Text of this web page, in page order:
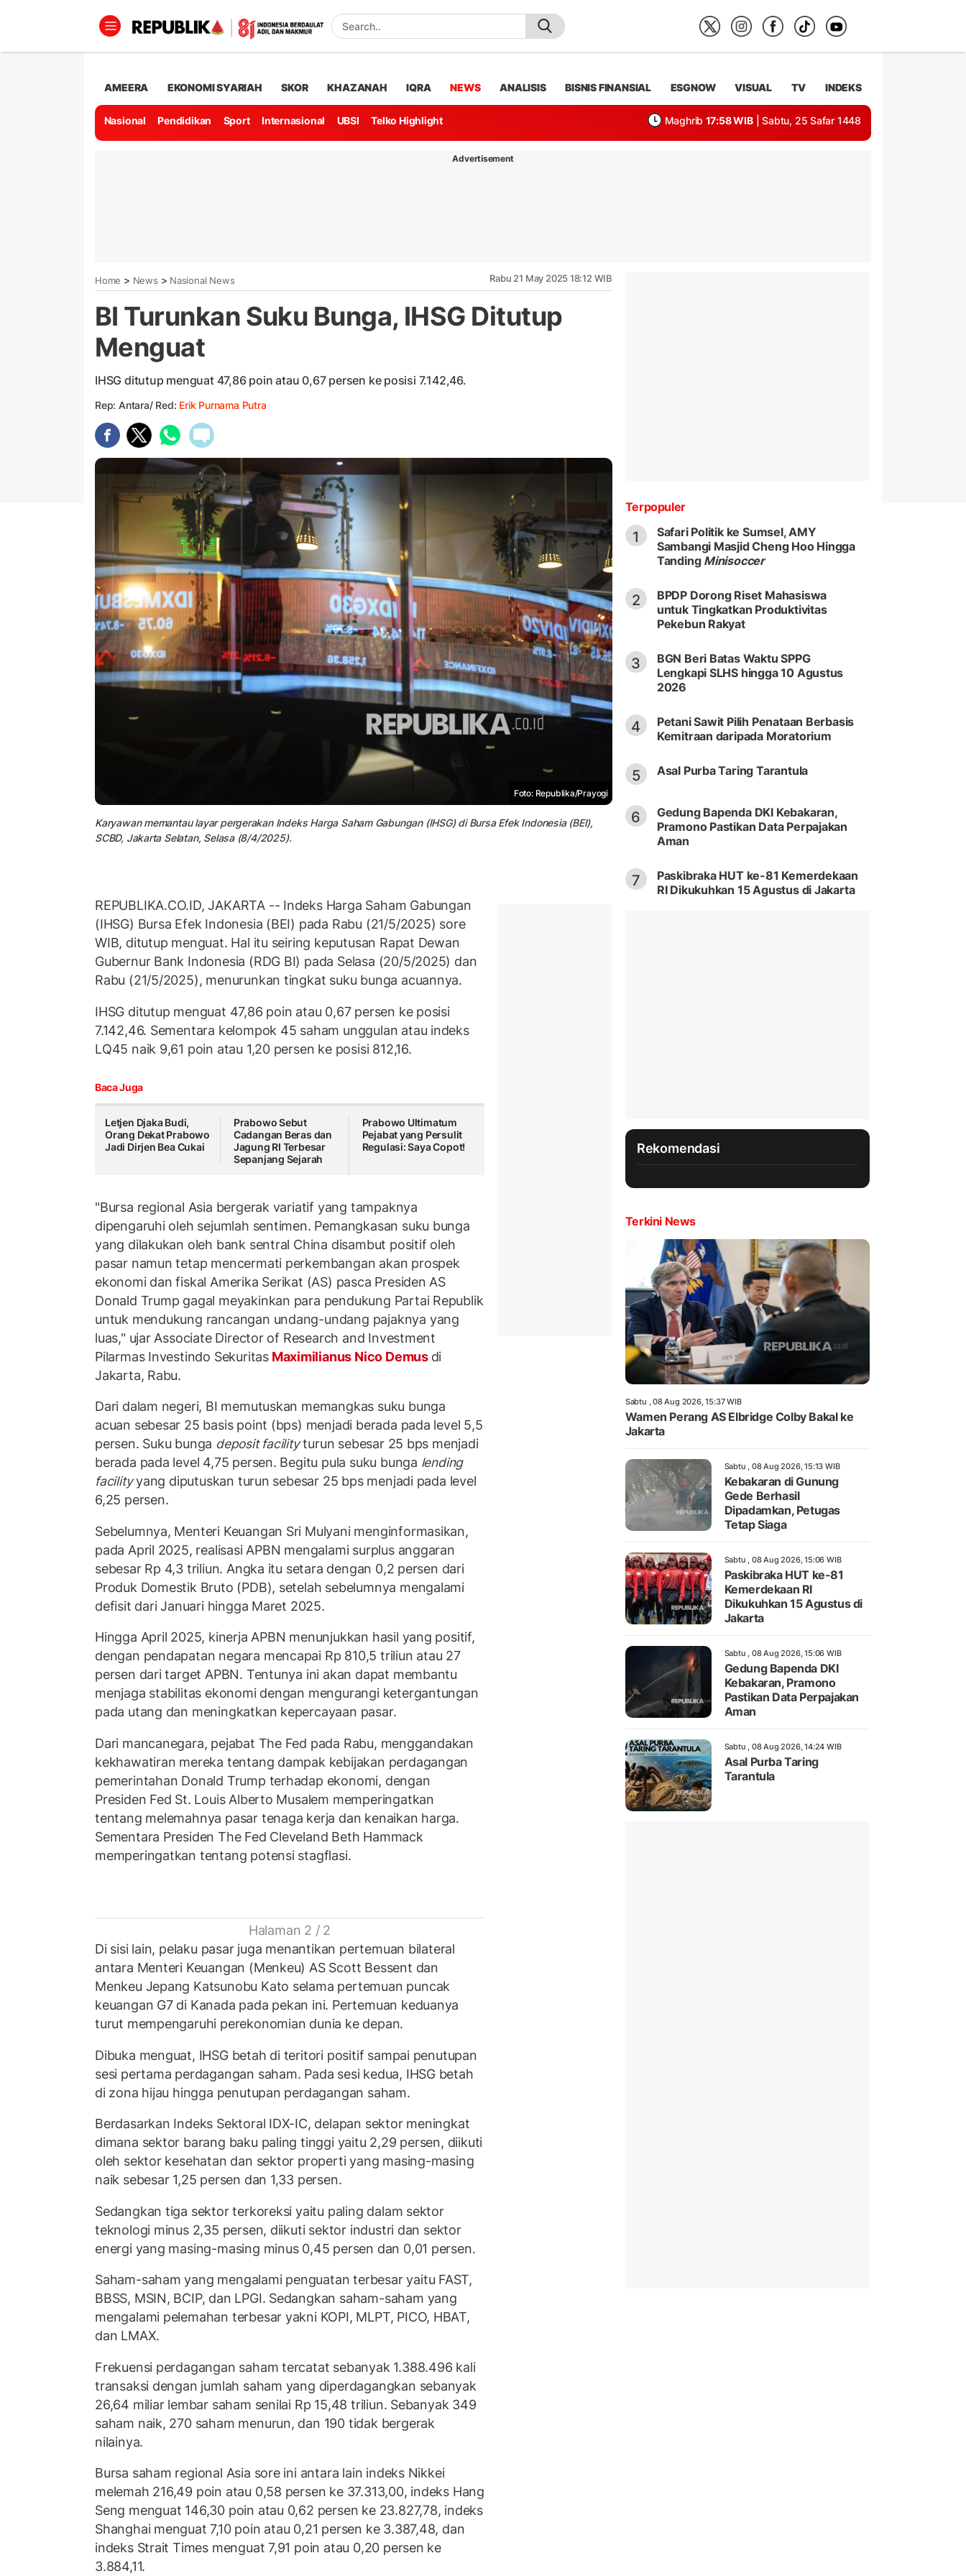
AMEERA EKONOMI SYARIAH SKOR KHAZANAH IQRA NEWS ANALISIS BISNIS FINANSIAL ESGNOW VISUAL TV INDEKS
Nasional Pendidikan Sport Internasional UBSI Telko Highlight Maghrib 17:58 WIB | Sabtu, 25 Safar 1448
Advertisement
Home > News > Nasional News Rabu 21 May 2025 18:12 WIB
BI Turunkan Suku Bunga, IHSG Ditutup
Menguat
IHSG ditutup menguat 47,86 poin atau 0,67 persen ke posisi 7.142,46.
Rep: Antara/ Red: Erik Purnama Putra
Foto: Republika/Prayogi
Karyawan memantau layar pergerakan Indeks Harga Saham Gabungan (IHSG) di Bursa Efek Indonesia (BEI),
SCBD, Jakarta Selatan, Selasa (8/4/2025).
REPUBLIKA.CO.ID, JAKARTA -- Indeks Harga Saham Gabungan
(IHSG) Bursa Efek Indonesia (BEI) pada Rabu (21/5/2025) sore
WIB, ditutup menguat. Hal itu seiring keputusan Rapat Dewan
Gubernur Bank Indonesia (RDG BI) pada Selasa (20/5/2025) dan
Rabu (21/5/2025), menurunkan tingkat suku bunga acuannya.
IHSG ditutup menguat 47,86 poin atau 0,67 persen ke posisi
7.142,46. Sementara kelompok 45 saham unggulan atau indeks
LQ45 naik 9,61 poin atau 1,20 persen ke posisi 812,16.
Baca Juga
Letjen Djaka Budi,
Orang Dekat Prabowo
Jadi Dirjen Bea Cukai
Prabowo Sebut
Cadangan Beras dan
Jagung RI Terbesar
Sepanjang Sejarah
Prabowo Ultimatum
Pejabat yang Persulit
Regulasi: Saya Copot!
"Bursa regional Asia bergerak variatif yang tampaknya
dipengaruhi oleh sejumlah sentimen. Pemangkasan suku bunga
yang dilakukan oleh bank sentral China disambut positif oleh
pasar namun tetap mencermati perkembangan akan prospek
ekonomi dan fiskal Amerika Serikat (AS) pasca Presiden AS
Donald Trump gagal meyakinkan para pendukung Partai Republik
untuk mendukung rancangan undang-undang pajaknya yang
luas," ujar Associate Director of Research and Investment
Pilarmas Investindo SekuritasMaximilianus Nico Demus di
Jakarta, Rabu.
Dari dalam negeri, BI memutuskan memangkas suku bunga
acuan sebesar 25 basis point (bps) menjadi berada pada level 5,5
persen. Suku bunga deposit facilityturun sebesar 25 bps menjadi
berada pada level 4,75 persen. Begitu pula suku bunga lending
facilityyang diputuskan turun sebesar 25 bps menjadi pada level
6,25 persen.
Sebelumnya, Menteri Keuangan Sri Mulyani menginformasikan,
pada April 2025, realisasi APBN mengalami surplus anggaran
sebesar Rp 4,3 triliun. Angka itu setara dengan 0,2 persen dari
Produk Domestik Bruto (PDB), setelah sebelumnya mengalami
defisit dari Januari hingga Maret 2025.
Hingga April 2025, kinerja APBN menunjukkan hasil yang positif,
dengan pendapatan negara mencapai Rp 810,5 triliun atau 27
persen dari target APBN. Tentunya ini akan dapat membantu
menjaga stabilitas ekonomi dengan mengurangi ketergantungan
pada utang dan meningkatkan kepercayaan pasar.
Dari mancanegara, pejabat The Fed pada Rabu, menggandakan
kekhawatiran mereka tentang dampak kebijakan perdagangan
pemerintahan Donald Trump terhadap ekonomi, dengan
Presiden Fed St. Louis Alberto Musalem memperingatkan
tentang melemahnya pasar tenaga kerja dan kenaikan harga.
Sementara Presiden The Fed Cleveland Beth Hammack
memperingatkan tentang potensi stagflasi.
Halaman 2 / 2
Di sisi lain, pelaku pasar juga menantikan pertemuan bilateral
antara Menteri Keuangan (Menkeu) AS Scott Bessent dan
Menkeu Jepang Katsunobu Kato selama pertemuan puncak
keuangan G7 di Kanada pada pekan ini. Pertemuan keduanya
turut mempengaruhi perekonomian dunia ke depan.
Dibuka menguat, IHSG betah di teritori positif sampai penutupan
sesi pertama perdagangan saham. Pada sesi kedua, IHSG betah
di zona hijau hingga penutupan perdagangan saham.
Berdasarkan Indeks Sektoral IDX-IC, delapan sektor meningkat
dimana sektor barang baku paling tinggi yaitu 2,29 persen, diikuti
oleh sektor kesehatan dan sektor properti yang masing-masing
naik sebesar 1,25 persen dan 1,33 persen.
Sedangkan tiga sektor terkoreksi yaitu paling dalam sektor
teknologi minus 2,35 persen, diikuti sektor industri dan sektor
energi yang masing-masing minus 0,45 persen dan 0,01 persen.
Saham-saham yang mengalami penguatan terbesar yaitu FAST,
BBSS, MSIN, BCIP, dan LPGI. Sedangkan saham-saham yang
mengalami pelemahan terbesar yakni KOPI, MLPT, PICO, HBAT,
dan LMAX.
Frekuensi perdagangan saham tercatat sebanyak 1.388.496 kali
transaksi dengan jumlah saham yang diperdagangkan sebanyak
26,64 miliar lembar saham senilai Rp 15,48 triliun. Sebanyak 349
saham naik, 270 saham menurun, dan 190 tidak bergerak
nilainya.
Bursa saham regional Asia sore ini antara lain indeks Nikkei
melemah 216,49 poin atau 0,58 persen ke 37.313,00, indeks Hang
Seng menguat 146,30 poin atau 0,62 persen ke 23.827,78, indeks
Shanghai menguat 7,10 poin atau 0,21 persen ke 3.387,48, dan
indeks Strait Times menguat 7,91 poin atau 0,20 persen ke
3.884,11.
Terpopuler
1
Safari Politik ke Sumsel, AMY
Sambangi Masjid Cheng Hoo Hingga
Tanding Minisoccer
2
BPDP Dorong Riset Mahasiswa
untuk Tingkatkan Produktivitas
Pekebun Rakyat
3
BGN Beri Batas Waktu SPPG
Lengkapi SLHS hingga 10 Agustus
2026
4
Petani Sawit Pilih Penataan Berbasis
Kemitraan daripada Moratorium
5 Asal Purba Taring Tarantula
6
Gedung Bapenda DKI Kebakaran,
Pramono Pastikan Data Perpajakan
Aman
7
Paskibraka HUT ke-81 Kemerdekaan
RI Dikukuhkan 15 Agustus di Jakarta
Rekomendasi
Terkini News
Sabtu , 08 Aug 2026, 15:37 WIB
Wamen Perang AS Elbridge Colby Bakal ke
Jakarta
Sabtu , 08 Aug 2026, 15:13 WIB
Kebakaran di Gunung
Gede Berhasil
Dipadamkan, Petugas
Tetap Siaga
Sabtu , 08 Aug 2026, 15:06 WIB
Paskibraka HUT ke-81
Kemerdekaan RI
Dikukuhkan 15 Agustus di
Jakarta
Sabtu , 08 Aug 2026, 15:06 WIB
Gedung Bapenda DKI
Kebakaran, Pramono
Pastikan Data Perpajakan
Aman
Sabtu , 08 Aug 2026, 14:24 WIB
Asal Purba Taring
Tarantula